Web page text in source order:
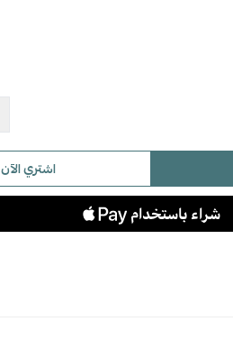
اشتري الآن